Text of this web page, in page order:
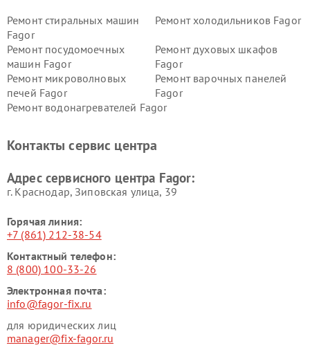
Ремонт стиральных машин
Fagor
Ремонт холодильников Fagor
Ремонт посудомоечных
машин Fagor
Ремонт духовых шкафов
Fagor
Ремонт микроволновых
печей Fagor
Ремонт варочных панелей
Fagor
Ремонт водонагревателей Fagor
Контакты сервис центра
Адрес сервисного центра Fagor:
г. Краснодар, Зиповская улица, 39
Горячая линия:
+7 (861) 212-38-54
Контактный телефон:
8 (800) 100-33-26
Электронная почта:
info@fagor-fix.ru
для юридических лиц
manager@fix-fagor.ru